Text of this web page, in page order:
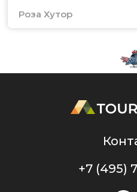
Роза Хутор
+7 (495)